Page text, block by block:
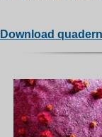
Download